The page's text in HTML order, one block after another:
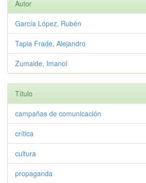
Autor
García López, Rubén
Tapia Frade, Alejandro
Zumalde, Imanol
Título
campañas de comunicación
crítica
cultura
propaganda